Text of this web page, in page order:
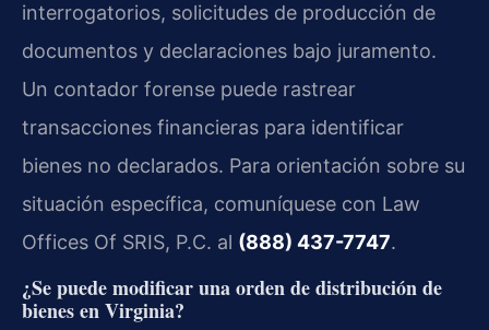
interrogatorios, solicitudes de producción de
documentos y declaraciones bajo juramento.
Un contador forense puede rastrear
transacciones financieras para identificar
bienes no declarados. Para orientación sobre su
situación específica, comuníquese con Law
Offices Of SRIS, P.C. al (888) 437-7747.
¿Se puede modificar una orden de distribución de
bienes en Virginia?